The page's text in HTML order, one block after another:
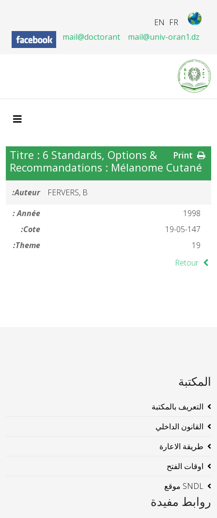
FR
EN
mail@doctorant
mail@univ-oran1.dz
Titre : 6 Standards, Options &
Recommandations : Mélanome Cutané
Auteur:
FERVERS, B
Année :
1998
Cote:
19-05-147
Theme:
19
Retour
المكتبة
التعريف بالمكتبة
القانون الداخلي
طريقة الاعارة
اوقات الفتح
SNDL موقع
روابط مفيدة